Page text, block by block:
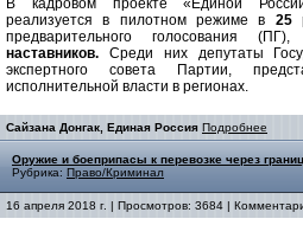
В кадровом проекте «Единой
реализуется в пилотном режиме в 25
предварительного голосования
наставников. Среди них депутаты
экспертного совета Партии,
исполнительной власти в регионах.
Сайзана Донгак, Единая Россия Подробнее
Оружие и боеприпасы к перевозке через
Рубрика: Право/Криминал
16 апреля 2018 г. | Просмотров: 3684 |